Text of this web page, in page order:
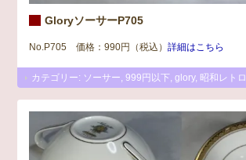
GloryソーサーP705
No.P705 価格：990円（税込）詳細はこちら
カテゴリー: ソーサー ,999円以下 ,glory, 昭和レトロ